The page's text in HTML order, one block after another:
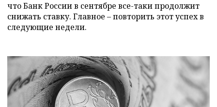
что Банк России в сентябре все-таки продолжит
снижать ставку. Главное – повторить этот успех в
следующие недели.